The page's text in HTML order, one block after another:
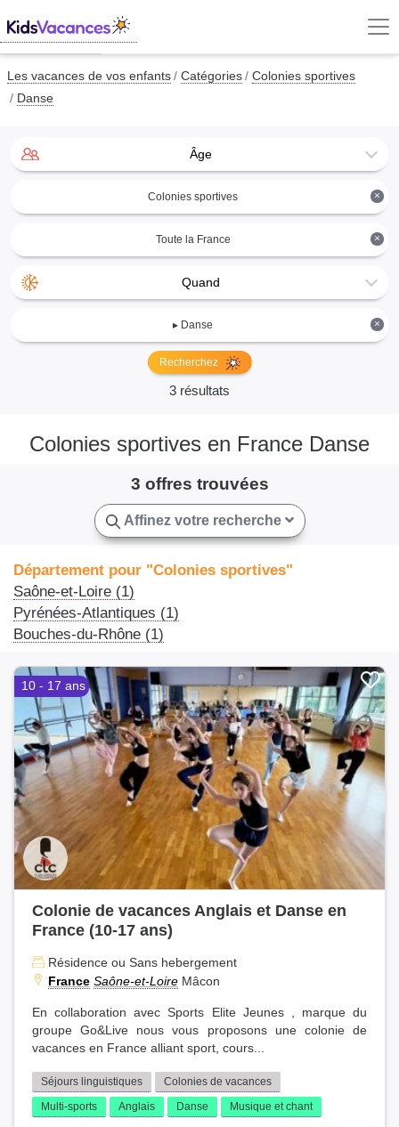
Les vacances de vos enfants Catégories
Colonies sportives
Danse
Âge
×
Colonies sportives
×
Toute la France
Quand
×
▸ Danse
Recherchez
3 résultats
Colonies sportives en France Danse
3 offres trouvées
Affinez votre recherche
Département pour "Colonies sportives"
Saône-et-Loire (1)
Pyrénées-Atlantiques (1)
Bouches-du-Rhône (1)
10 - 17 ans
Colonie de vacances Anglais et Danse en
France (10-17 ans)
Résidence ou Sans hebergement
France Saône-et-Loire Mâcon
En collaboration avec Sports Elite Jeunes , marque du
groupe Go&Live nous vous proposons une colonie de
vacances en France alliant sport, cours...
Séjours linguistiques
Colonies de vacances
Multi-sports
Anglais Danse Musique et chant